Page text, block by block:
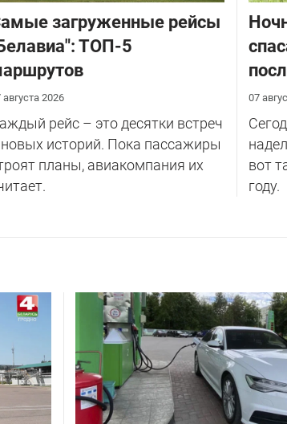
загруженные рейсы
ТОП-5
августа 2026
рейс – это десятки встреч
историй. Пока пассажиры
планы, авиакомпания их
07
вот
году.